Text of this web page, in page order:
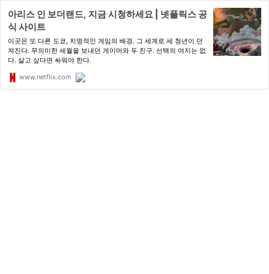
아리스 인 보더랜드, 지금 시청하세요 | 넷플릭스 공
식 사이트
이곳은 또 다른 도쿄, 치명적인 게임의 배경. 그 세계로 세 청년이 던
져진다. 무의미한 세월을 보내던 게이머와 두 친구. 선택의 여지는 없
다. 살고 싶다면 싸워야 한다.
www.netflix.com